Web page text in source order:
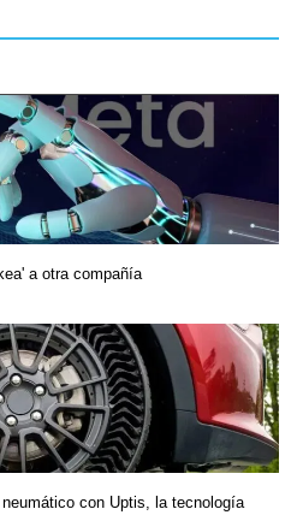
a otra compañía
con Uptis, la tecnología